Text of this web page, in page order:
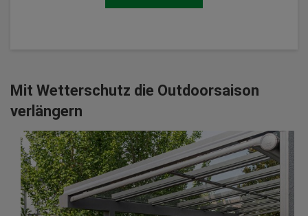
Mit Wetterschutz die Outdoorsaison
verlängern